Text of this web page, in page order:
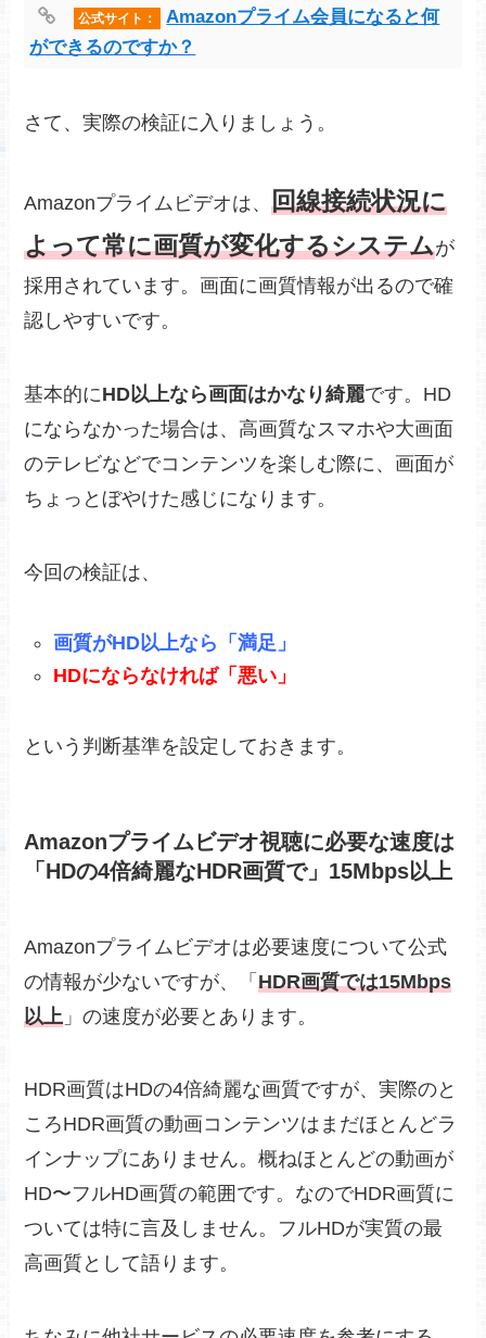
公式サイト：
Amazonプライム会員になると何
ができるのですか？
さて、実際の検証に入りましょう。
Amazonプライムビデオは、回線接続状況に
よって常に画質が変化するシステムが
採用されています。画面に画質情報が出るので確
認しやすいです。
基本的にHD以上なら画面はかなり綺麗です。HD
にならなかった場合は、高画質なスマホや大画面
のテレビなどでコンテンツを楽しむ際に、画面が
ちょっとぼやけた感じになります。
今回の検証は、
画質がHD以上なら「満足」
HDにならなければ「悪い」
という判断基準を設定しておきます。
Amazonプライムビデオ視聴に必要な速度は
「HDの4倍綺麗なHDR画質で」15Mbps以上
Amazonプライムビデオは必要速度について公式
の情報が少ないですが、「HDR画質では15Mbps
以上 」の速度が必要とあります。
HDR画質はHDの4倍綺麗な画質ですが、実際のと
ころHDR画質の動画コンテンツはまだほとんどラ
インナップにありません。概ねほとんどの動画が
HD〜フルHD画質の範囲です。なのでHDR画質に
ついては特に言及しません。フルHDが実質の最
高画質として語ります。